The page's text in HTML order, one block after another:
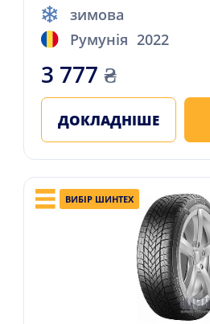
зимова
Румунія 2022
3 777 ₴
ДОКЛАДНІШЕ
ВИБІР ШИНТЕХ